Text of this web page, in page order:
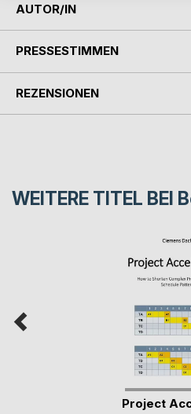
AUTOR/IN
PRESSESTIMMEN
REZENSIONEN
WEITERE TITEL BEI
Project